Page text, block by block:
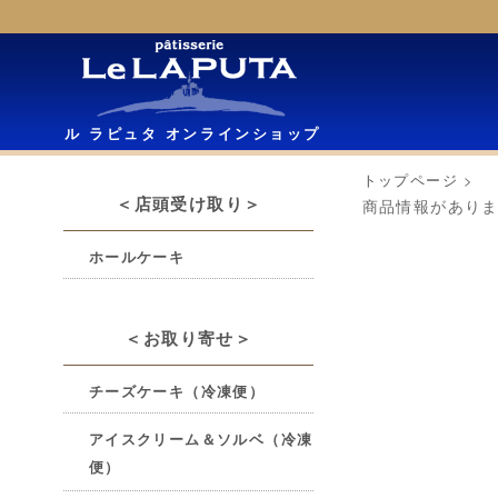
ル ラピュタ オンラインショップ
＜店頭受け取り＞
ホールケーキ
＜お取り寄せ＞
チーズケーキ（冷凍便）
アイスクリーム＆ソルベ（冷凍
便）
トップページ >
商品情報があり